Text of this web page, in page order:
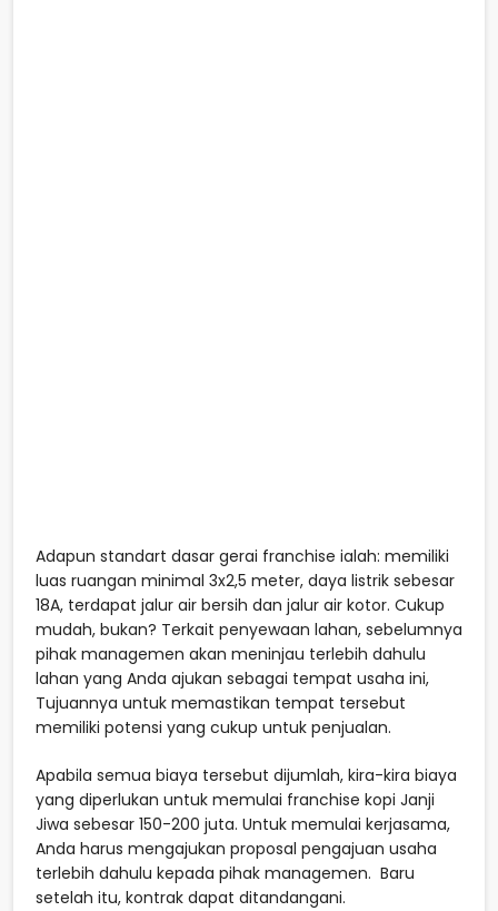
Adapun standart dasar gerai franchise ialah: memiliki
luas ruangan minimal 3x2,5 meter, daya listrik sebesar
18A, terdapat jalur air bersih dan jalur air kotor. Cukup
mudah, bukan? Terkait penyewaan lahan, sebelumnya
pihak managemen akan meninjau terlebih dahulu
lahan yang Anda ajukan sebagai tempat usaha ini,
Tujuannya untuk memastikan tempat tersebut
memiliki potensi yang cukup untuk penjualan.
Apabila semua biaya tersebut dijumlah, kira-kira biaya
yang diperlukan untuk memulai franchise kopi Janji
Jiwa sebesar 150-200 juta. Untuk memulai kerjasama,
Anda harus mengajukan proposal pengajuan usaha
terlebih dahulu kepada pihak managemen. Baru
setelah itu, kontrak dapat ditandangani.